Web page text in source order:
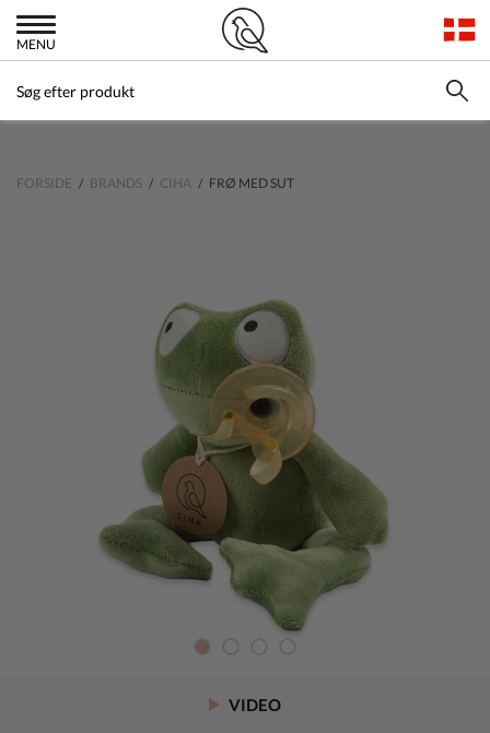
MENU
FORSIDE / BRANDS / CIHA / FRØ MED SUT
VIDEO